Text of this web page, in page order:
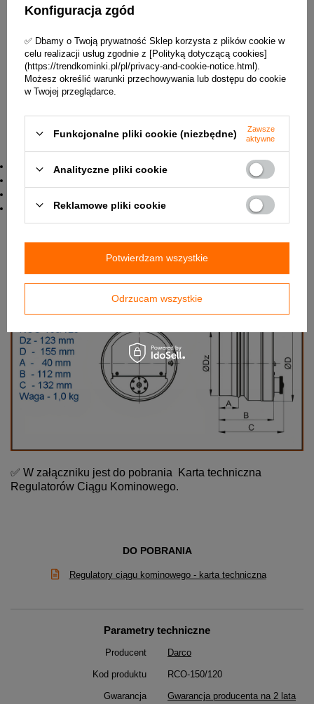
jest podziałka do nastawiania podciśnienia, na etykietce –
podciśnienia.
Sposoby montażu generatora ciągu kominowego:
- na czopuchu łączącym piec z kominem
- nad czopuchem
- pod czopuchem
Informacje techniczne:
Średnica - 120 mm
Max temperatura w przewodzie kominowym - 400
C
UWAGA! Regulator jest wyposażony w
Rysunek z wymiarami regulatora RCO-150/120:
✅ W załączniku jest do pobrania
Karta techniczna
Regulatorów Ciągu Kominowego.
DO POBRANIA
Regulatory ciągu kominowego - karta techniczna
Parametry techniczne
Producent Darco
Kod produktu RCO-150/120
Gwarancja Gwarancja producenta na 2 lata
Konfiguracja zgód
✅ Dbamy o Twoją prywatność Sklep korzysta z plików cookie w
celu realizacji usług zgodnie z [Polityką dotyczącą cookies]
(https://trendkominki.pl/pl/privacy-and-cookie-notice.html).
Możesz określić warunki przechowywania lub dostępu do cookie
w Twojej przeglądarce.
Funkcjonalne pliki cookie (niezbędne)
Zawsze
aktywne
Analityczne pliki cookie
Reklamowe pliki cookie
Odrzucam wszystkie
Potwierdzam wszystkie